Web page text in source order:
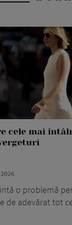
cele mai
o problemă
de adevărat tot